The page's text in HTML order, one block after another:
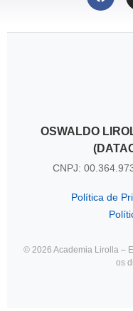
OSWALDO
CNPJ:
Política de
© 2026 Academia Lirolla –
os